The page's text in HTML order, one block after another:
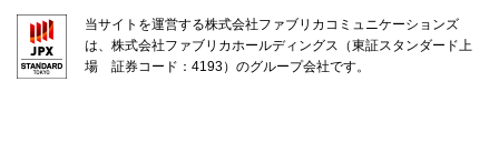
当サイトを運営する株式会社ファブリカコミュニケーションズ
は、株式会社ファブリカホールディングス（東証スタンダード上
場 証券コード：4193）のグループ会社です。